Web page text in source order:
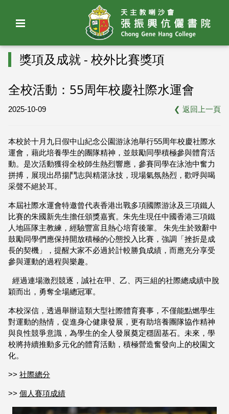
獎項及成就 - 校外比賽獎項
全校活動：55周年校慶社際水運會
2025-10-09 ❮ 返回上一頁
本校於十月九日假中山紀念公園游泳池舉行55周年校慶社際水
運會，藉此培養學生的團隊精神，並鼓勵同學積極參與體育活
動。是次活動獲得全校師生熱烈響應，參賽同學在泳池中奮力
拼搏，展現出昂揚鬥志與精湛泳技，現場氣氛熱烈，歡呼與喝
采聲不絕於耳。
本屆社際水運會特邀曾代表香港出戰多項國際游泳及三項鐵人
比賽的朱國新先生擔任頒獎嘉賓。朱先生現任中國香港三項鐵
人地區隊主教練，經驗豐富且熱心培育後輩。 朱先生於致辭中
鼓勵同學們應保持開放積極的心態投入比賽，強調「挫折是成
長的契機」，提醒大家不必過於計較勝負成績，而應充分享受
參與運動的過程與樂趣。
經過連場激烈競逐，誠社在甲、乙、丙三組的社際總成績中脫
穎而出，勇奪全場總冠軍。
本校深信，透過舉辦這類大型社際體育賽事，不僅能點燃學生
對運動的熱情，促進身心健康發展，更有助培養團隊協作精神
與良性競爭意識，為學生的全人發展奠定穩固基石。未來，學
校將持續推動多元化的體育活動，積極營造奮發向上的校園文
化。
>> 社際總分
>> 個人賽項成績